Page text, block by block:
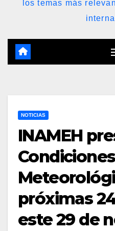
los temas más
NOTICIAS
INAMEH
Condiciones
próximas
este 29 de